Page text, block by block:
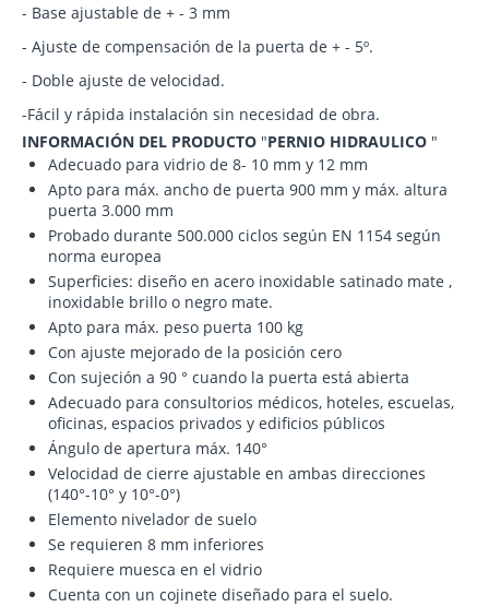
- Base ajustable de + - 3 mm
- Ajuste de compensación de la puerta de + - 5º.
- Doble ajuste de velocidad.
-Fácil y rápida instalación sin necesidad de obra.
INFORMACIÓN DEL PRODUCTO "PERNIO HIDRAULICO "
Adecuado para vidrio de 8- 10 mm y 12 mm
Apto para máx. ancho de puerta 900 mm y máx. altura
puerta 3.000 mm
Probado durante 500.000 ciclos según EN 1154 según
norma europea
Superficies: diseño en acero inoxidable satinado mate ,
inoxidable brillo o negro mate.
Apto para máx. peso puerta 100 kg
Con ajuste mejorado de la posición cero
Con sujeción a 90 ° cuando la puerta está abierta
Adecuado para consultorios médicos, hoteles, escuelas,
oficinas, espacios privados y edificios públicos
Ángulo de apertura máx. 140°
Velocidad de cierre ajustable en ambas direcciones
(140°-10° y 10°-0°)
Elemento nivelador de suelo
Se requieren 8 mm inferiores
Requiere muesca en el vidrio
Cuenta con un cojinete diseñado para el suelo.